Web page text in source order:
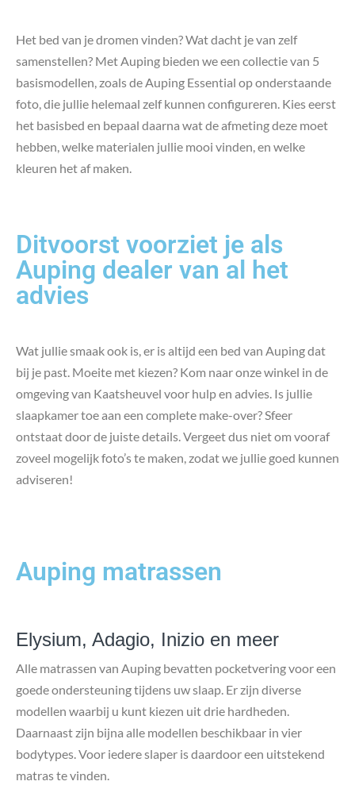
Het bed van je dromen vinden? Wat dacht je van zelf
samenstellen? Met Auping bieden we een collectie van 5
basismodellen, zoals de Auping Essential op onderstaande
foto, die jullie helemaal zelf kunnen configureren. Kies eerst
het basisbed en bepaal daarna wat de afmeting deze moet
hebben, welke materialen jullie mooi vinden, en welke
kleuren het af maken.
Ditvoorst voorziet je als
Auping dealer van al het
advies
Wat jullie smaak ook is, er is altijd een bed van Auping dat
bij je past. Moeite met kiezen? Kom naar onze winkel in de
omgeving van Kaatsheuvel voor hulp en advies. Is jullie
slaapkamer toe aan een complete make-over? Sfeer
ontstaat door de juiste details. Vergeet dus niet om vooraf
zoveel mogelijk foto’s te maken, zodat we jullie goed kunnen
adviseren!
Auping matrassen
Elysium, Adagio, Inizio en meer
Alle matrassen van Auping bevatten pocketvering voor een
goede ondersteuning tijdens uw slaap. Er zijn diverse
modellen waarbij u kunt kiezen uit drie hardheden.
Daarnaast zijn bijna alle modellen beschikbaar in vier
bodytypes. Voor iedere slaper is daardoor een uitstekend
matras te vinden.